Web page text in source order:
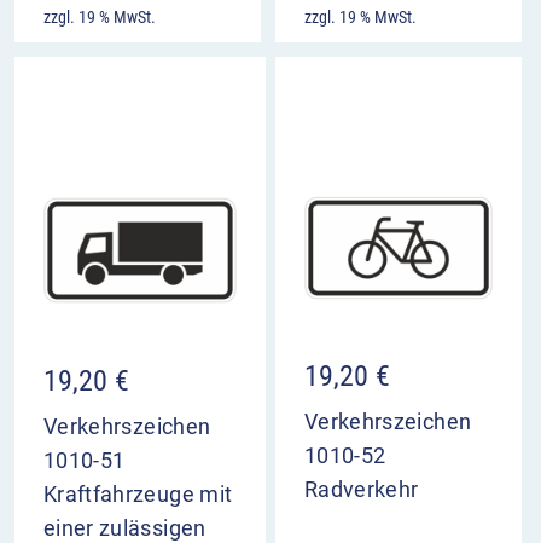
zzgl. 19 % MwSt. zzgl. 19 % MwSt.
19,20 €
Verkehrszeichen
1010-51
Kraftfahrzeuge mit
einer zulässigen
19,20 €
Verkehrszeichen
1010-52
Radverkehr